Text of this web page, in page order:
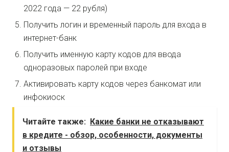
2022 года — 22 рубля)
Получить логин и временный пароль для входа в
интернет-банк
Получить именную карту кодов для ввода
одноразовых паролей при входе
Активировать карту кодов через банкомат или
инфокиоск
Читайте также: Какие банки не отказывают
в кредите - обзор, особенности, документы
и отзывы